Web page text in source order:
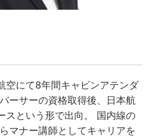
空にて8年間キャビンアテンダ
ーサーの資格取得後、日本航
スという形で出向。 国内線の
マナー講師としてキャリアを